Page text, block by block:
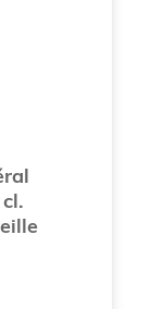
D’EAU